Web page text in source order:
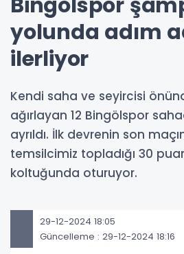
Bingölspor
yolunda adım
ilerliyor
Kendi saha ve seyircisi
ağırlayan 12 Bingölspor
ayrıldı. İlk devrenin son
temsilcimiz topladığı 30
koltuğunda oturuyor.
29-12-2024 18:05
Güncelleme : 29-12-2024 18:16